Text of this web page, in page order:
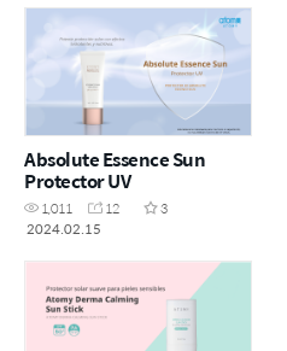
Absolute Essence Sun
Protector UV
1,011 12
3
2024.02.15